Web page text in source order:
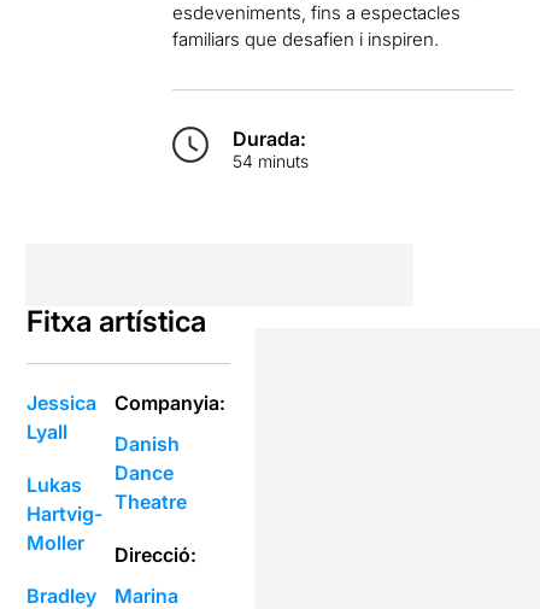
esdeveniments, fins a espectacles
familiars que desafien i inspiren.
Durada:
54 minuts
Fitxa artística
Jessica
Lyall
Lukas
Hartvig-
Moller
Bradley
Companyia:
Danish
Dance
Theatre
Direcció:
Marina